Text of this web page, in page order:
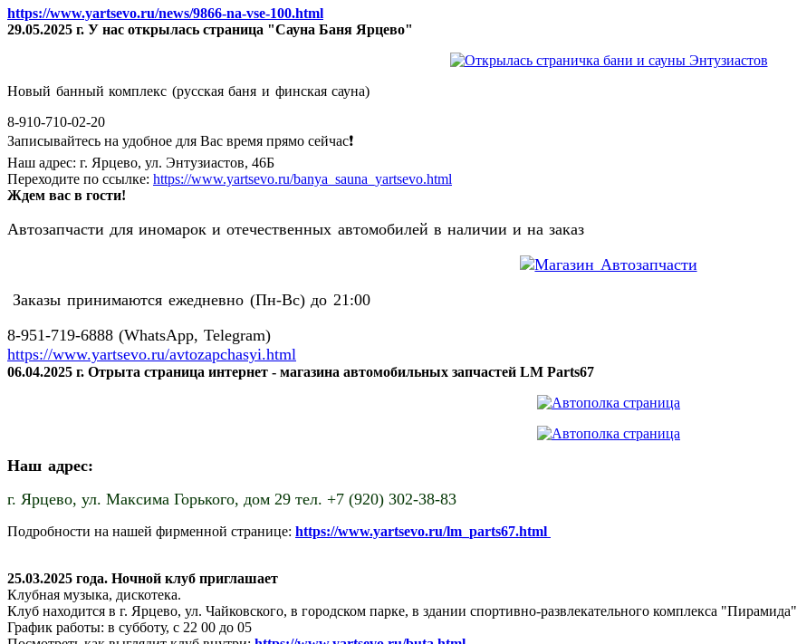
https://www.yartsevo.ru/news/9866-na-vse-100.html
29.05.2025 г. У нас открылась страница "Сауна Баня Ярцево"
Новый банный комплекс (русская баня и финская сауна)
8-910-710-02-20
Записывайтесь на удобное для Вас время прямо сейчас❗️
Наш адрес: г. Ярцево, ул. Энтузиастов, 46Б
Переходите по ссылке: https://www.yartsevo.ru/banya_sauna_yartsevo.html
Ждем вас в гости!
Автозапчасти для иномарок и отечественных автомобилей в наличии и на заказ
Заказы принимаются ежедневно (Пн-Вс) до 21:00
8-951-719-6888 (WhatsApp, Telegram)
https://www.yartsevo.ru/avtozapchasyi.html
06.04.2025 г. Отрыта страница интернет - магазина автомобильных запчастей LM Parts67
Наш адрес:
г. Ярцево, ул. Максима Горького, дом 29 тел. +7 (920) 302-38-83
Подробности на нашей фирменной странице: https://www.yartsevo.ru/lm_parts67.html
25.03.2025 года. Ночной клуб приглашает
Клубная музыка, дискотека.
Клуб находится в г. Ярцево, ул. Чайковского, в городском парке, в здании спортивно-развлекательного комплекса "Пирамида"
График работы: в субботу, с 22 00 до 05